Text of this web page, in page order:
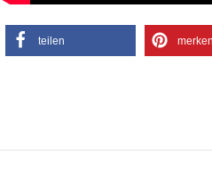
teilen merken